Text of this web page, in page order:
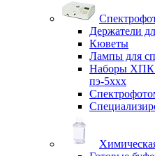
Держатели
Кюветы
Лампы для
Наборы ХПК
пэ-5ххх